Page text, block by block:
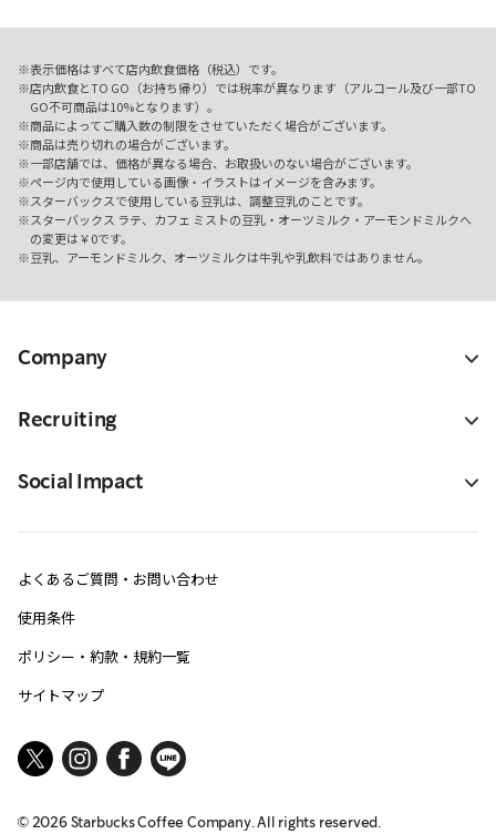
表示価格はすべて店内飲食価格（税込）です。
店内飲食とTO GO（お持ち帰り）では税率が異なります（アルコール及び一部TO
GO不可商品は10%となります）。
商品によってご購入数の制限をさせていただく場合がございます。
商品は売り切れの場合がございます。
一部店舗では、価格が異なる場合、お取扱いのない場合がございます。
ページ内で使用している画像・イラストはイメージを含みます。
スターバックスで使用している豆乳は、調整豆乳のことです。
スターバックス ラテ、カフェ ミストの豆乳・オーツミルク・アーモンドミルクへ
の変更は￥0です。
豆乳、アーモンドミルク、オーツミルクは牛乳や乳飲料ではありません。
Company
Recruiting
Social Impact
よくあるご質問・お問い合わせ
使用条件
ポリシー・約款・規約一覧
サイトマップ
© 2026Starbucks Coffee Company. All rights reserved.